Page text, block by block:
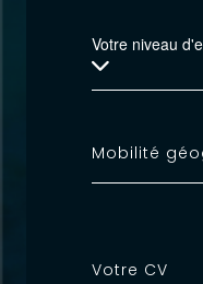
Votre niveau
Mobilité
Votre CV